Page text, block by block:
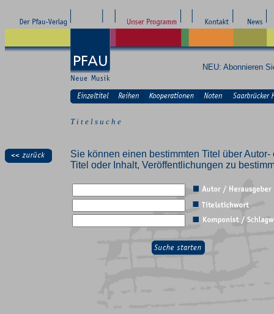
NEU: Abonnieren
T i t e l s u c h e
Sie können einen bestimmten Titel über
Titel oder Inhalt, Veröffentlichungen zu